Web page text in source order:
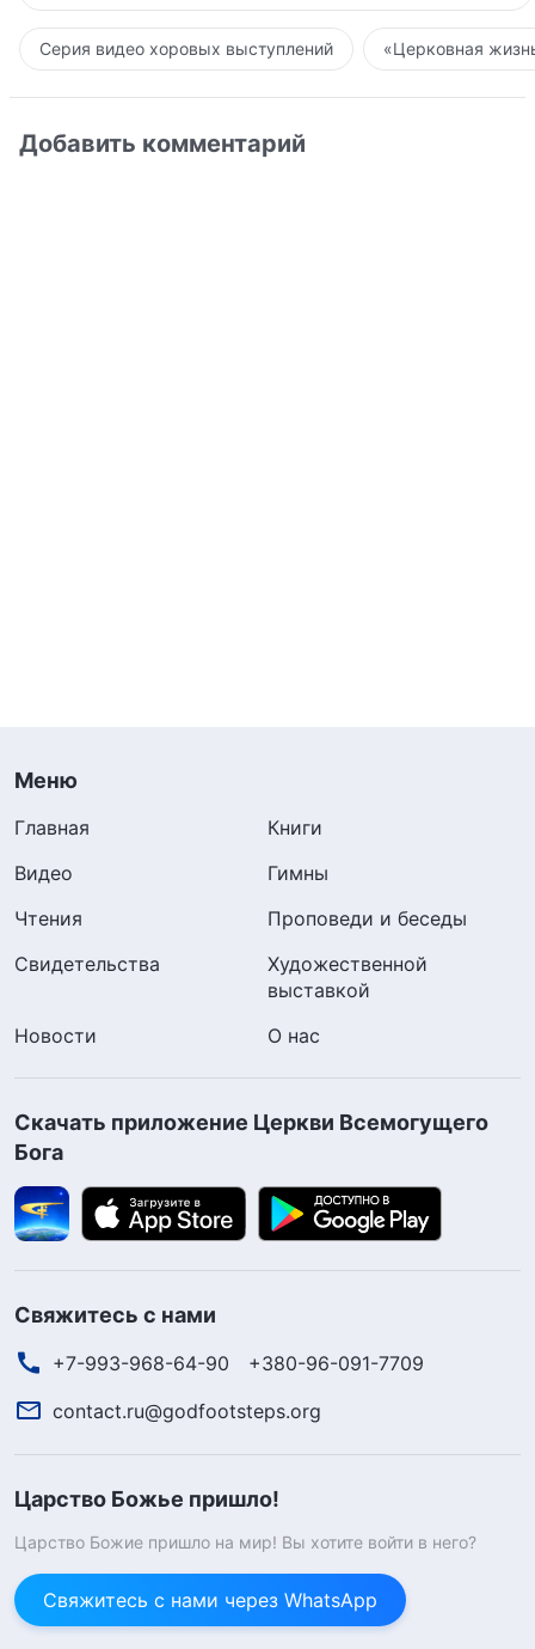
Серия видео хоровых выступлений «Церковная
Добавить комментарий
Меню
Главная
Книги
Видео
Гимны
Чтения
Проповеди и беседы
Свидетельства
Художественной
выставкой
Новости
О нас
Скачать приложение Церкви Всемогущего
Бога
Свяжитесь с нами
+7-993-968-64-90
+380-96-091-7709
contact.ru@godfootsteps.org
Царство Божье пришло!
Царство Божие пришло на мир! Вы хотите войти в него?
Свяжитесь с нами через WhatsApp